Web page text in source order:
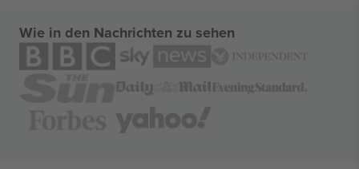
Wie in den Nachrichten zu sehen